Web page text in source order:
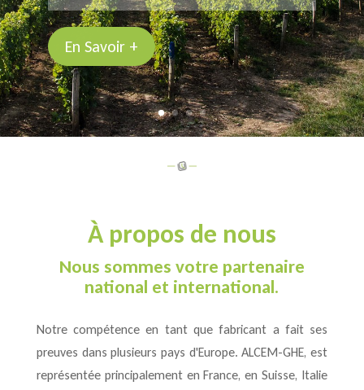
En Savoir +
À propos de nous
Nous sommes votre partenaire
national et international.
Notre compétence en tant que fabricant a fait ses
preuves dans plusieurs pays d'Europe. ALCEM-GHE, est
représentée principalement en France, en Suisse, Italie